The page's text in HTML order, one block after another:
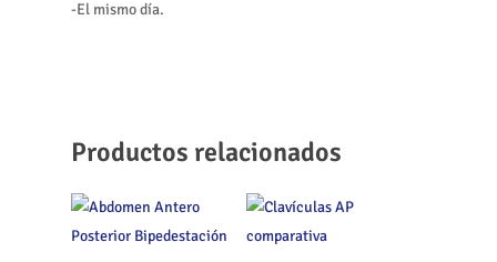
-El mismo día.
Productos relacionados